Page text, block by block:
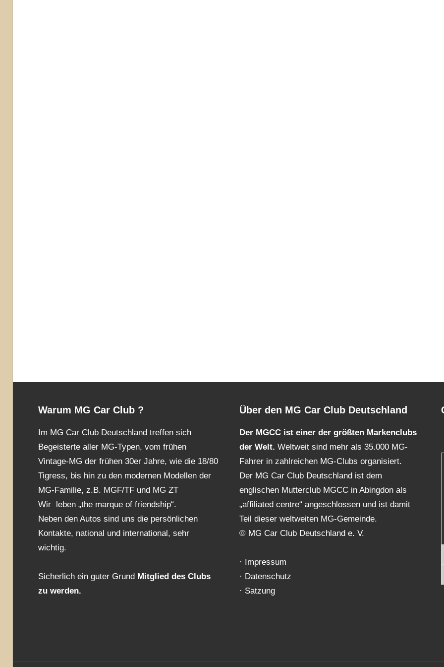
Warum MG Car Club ?
Im MG Car Club Deutschland treffen sich
Begeisterte aller MG-Typen, vom frühen
Vintage-MG der frühen 30er Jahre, wie die 18/80
Tigress, bis hin zu den modernen Modellen der
MG-Familie, z.B. MGF/TF und MG ZT
Wir leben „the marque of friendship“.
Neben den Autos sind uns die persönlichen
Kontakte, national und international, sehr
wichtig.
Sicherlich ein guter Grund Mitglied des Clubs
zu werden.
Über den MG Car Club Deutschland
Der MGCC ist einer der größten Markenclubs
der Welt.Weltweit sind mehr als 35.000 MG-
Fahrer in zahlreichen MG-Clubs organisiert.
Der MG Car Club Deutschland ist dem
englischen Mutterclub MGCC in Abingdon als
„affiliated centre“ angeschlossen und ist damit
Teil dieser weltweiten MG-Gemeinde.
© MG Car Club Deutschland e. V.
· Impressum
· Datenschutz
· Satzung